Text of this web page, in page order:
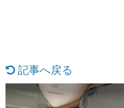
具体的な形
です。
記事へ戻る